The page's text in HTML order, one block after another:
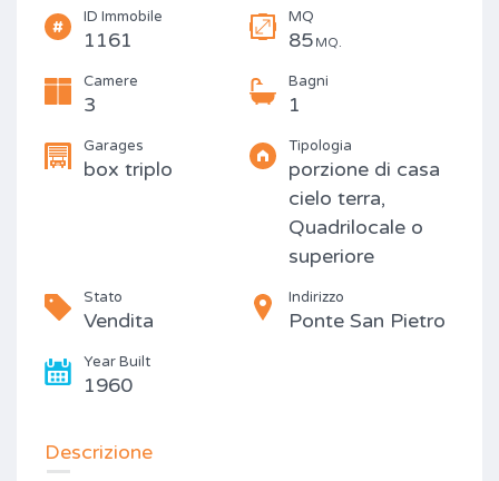
ID Immobile
1161
MQ
85 MQ.
Camere
3
Bagni
1
Garages
box triplo
Tipologia
porzione di casa
cielo terra,
Quadrilocale o
superiore
Stato
Vendita
Indirizzo
Ponte San Pietro
Year Built
1960
Descrizione